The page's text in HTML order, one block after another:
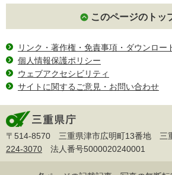
このページのトッ
リンク・著作権・免責事項・ダウンロー
個人情報保護ポリシー
ウェブアクセシビリティ
サイトに関するご意見・お問い合わせ
〒514-8570 三重県津市広明町13番地 三
224-3070 法人番号5000020240001